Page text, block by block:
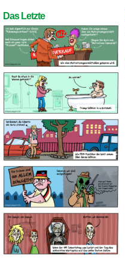
Das Letzte